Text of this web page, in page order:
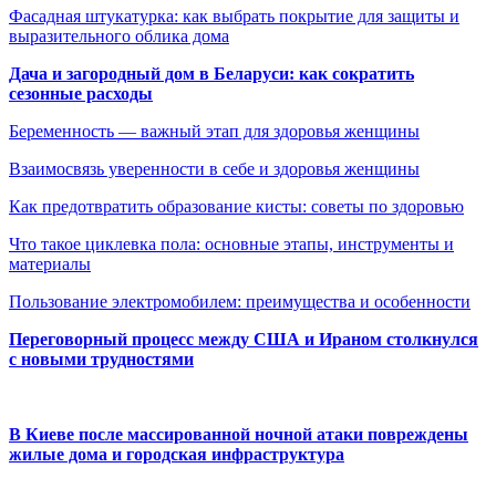
Фасадная штукатурка: как выбрать покрытие для защиты и
выразительного облика дома
Дача и загородный дом в Беларуси: как сократить
сезонные расходы
Беременность — важный этап для здоровья женщины
Взаимосвязь уверенности в себе и здоровья женщины
Как предотвратить образование кисты: советы по здоровью
Что такое циклевка пола: основные этапы, инструменты и
материалы
Пользование электромобилем: преимущества и особенности
Переговорный процесс между США и Ираном столкнулся
с новыми трудностями
В Киеве после массированной ночной атаки повреждены
жилые дома и городская инфраструктура